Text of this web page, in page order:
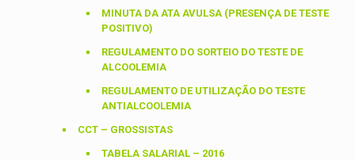
MINUTA DA ATA AVULSA (PRESENÇA DE TESTE
POSITIVO)
REGULAMENTO DO SORTEIO DO TESTE DE
ALCOOLEMIA
REGULAMENTO DE UTILIZAÇÃO DO TESTE
ANTIALCOOLEMIA
CCT – GROSSISTAS
TABELA SALARIAL – 2016